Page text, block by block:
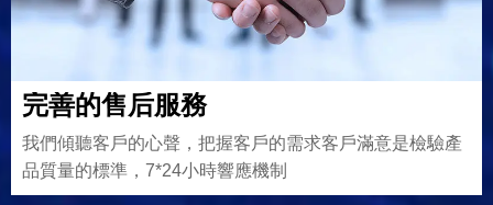
完善的售后服務
我們傾聽客戶的心聲，把握客戶的需求客戶滿意是檢驗產
品質量的標準，7*24小時響應機制